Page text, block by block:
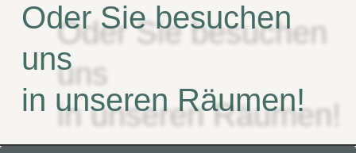
Oder Sie besuchen
uns
in unseren Räumen!